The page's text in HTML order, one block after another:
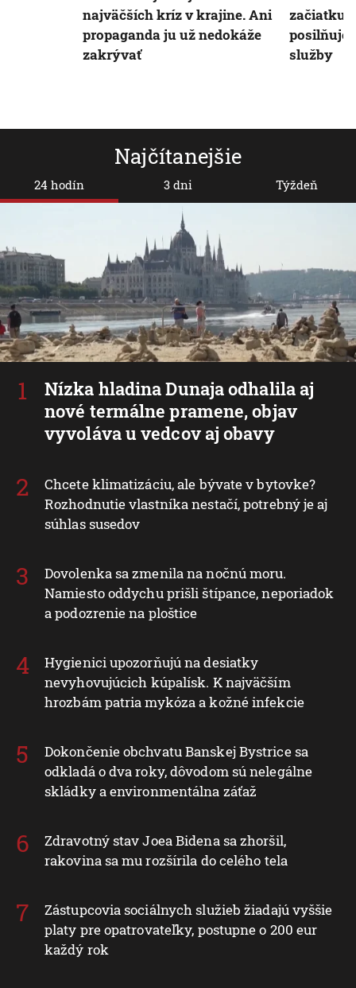
Najčítanejšie
24 hodín
Nízka hladina Dunaja odhalila aj
nové termálne pramene, objav
vyvoláva u vedcov aj obavy
Chcete klimatizáciu, ale bývate v bytovke?
Rozhodnutie vlastníka nestačí, potrebný je aj
súhlas susedov
Dovolenka sa zmenila na nočnú moru.
Namiesto oddychu prišli štípance, neporiadok
a podozrenie na ploštice
Hygienici upozorňujú na desiatky
nevyhovujúcich kúpalísk. K najväčším
hrozbám patria mykóza a kožné infekcie
Dokončenie obchvatu Banskej Bystrice sa
odkladá o dva roky, dôvodom sú nelegálne
skládky a environmentálna záťaž
Zdravotný stav Joea Bidena sa zhoršil,
rakovina sa mu rozšírila do celého tela
Zástupcovia sociálnych služieb žiadajú vyššie
platy pre opatrovateľky, postupne o 200 eur
každý rok
3 dni Týždeň
najväčších kríz v krajine. Ani
propaganda ju už nedokáže
zakrývať
začiatku
posilňuje
služby